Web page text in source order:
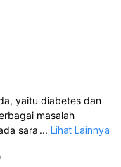
yaitu diabetes dan
masalah
saraf dan
kiri bisa jadi
... Lihat Lainnya